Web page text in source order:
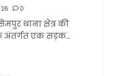
1, 2026
0
थाना क्षेत्र की
एक सड़क...